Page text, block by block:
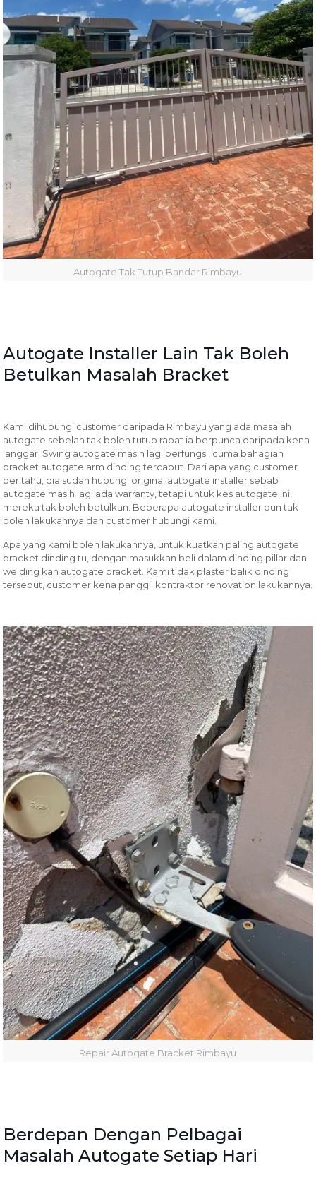
Autogate Tak Tutup Bandar Rimbayu
Autogate Installer Lain Tak Boleh
Betulkan Masalah Bracket
Kami dihubungi customer daripada Rimbayu yang ada masalah
autogate sebelah tak boleh tutup rapat ia berpunca daripada kena
langgar. Swing autogate masih lagi berfungsi, cuma bahagian
bracket autogate arm dinding tercabut. Dari apa yang customer
beritahu, dia sudah hubungi original autogate installer sebab
autogate masih lagi ada warranty, tetapi untuk kes autogate ini,
mereka tak boleh betulkan. Beberapa autogate installer pun tak
boleh lakukannya dan customer hubungi kami.
Apa yang kami boleh lakukannya, untuk kuatkan paling autogate
bracket dinding tu, dengan masukkan beli dalam dinding pillar dan
welding kan autogate bracket. Kami tidak plaster balik dinding
tersebut, customer kena panggil kontraktor renovation lakukannya.
Repair Autogate Bracket Rimbayu
Berdepan Dengan Pelbagai
Masalah Autogate Setiap Hari